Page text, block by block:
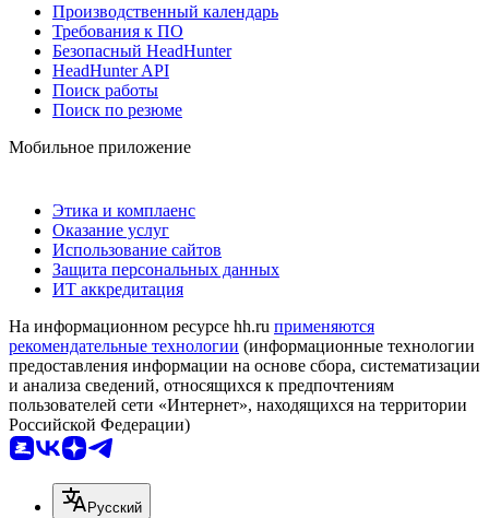
Производственный календарь
Требования к ПО
Безопасный HeadHunter
HeadHunter API
Поиск работы
Поиск по резюме
Мобильное приложение
Этика и комплаенс
Оказание услуг
Использование сайтов
Защита персональных данных
ИТ аккредитация
На информационном ресурсе hh.ru применяются
рекомендательные технологии (информационные технологии
предоставления информации на основе сбора, систематизации
и анализа сведений, относящихся к предпочтениям
пользователей сети «Интернет», находящихся на территории
Российской Федерации)
Русский